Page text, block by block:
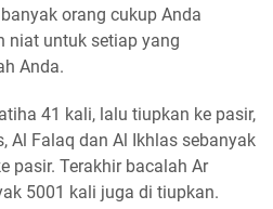
orang cukup Anda
niat untuk setiap yang
Anda.
41 kali, lalu tiupkan ke pasir,
Al Falaq dan Al Ikhlas sebanyak
pasir. Terakhir bacalah Ar
5001 kali juga di tiupkan.